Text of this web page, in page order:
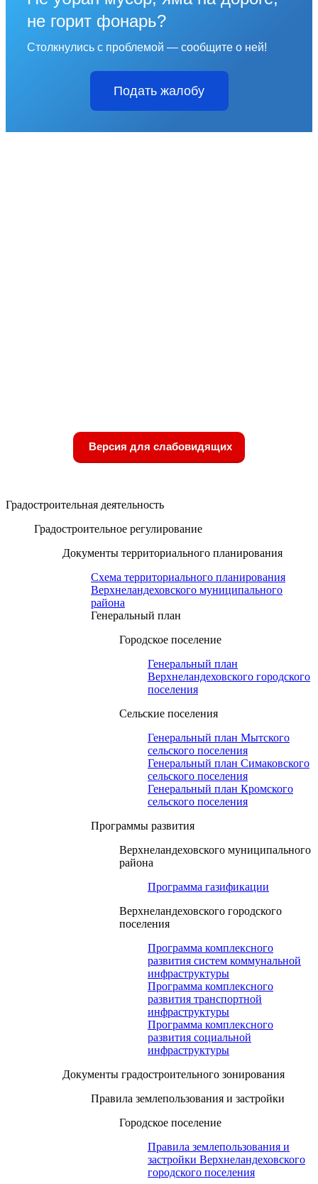
не горит фонарь?
Столкнулись с проблемой — сообщите о ней!
Подать жалобу
Версия для слабовидящих
Градостроительная деятельность
Градостроительное регулирование
Документы территориального планирования
Схема территориального планирования
Верхнеландеховского муниципального
района
Генеральный план
Городское поселение
Генеральный план
Верхнеландеховского городского
поселения
Сельские поселения
Генеральный план Мытского
сельского поселения
Генеральный план Симаковского
сельского поселения
Генеральный план Кромского
сельского поселения
Программы развития
Верхнеландеховского муниципального
района
Программа газификации
Верхнеландеховского городского
поселения
Программа комплексного
развития систем коммунальной
инфраструктуры
Программа комплексного
развития транспортной
инфраструктуры
Программа комплексного
развития социальной
инфраструктуры
Документы градостроительного зонирования
Правила землепользования и застройки
Городское поселение
Правила землепользования и
застройки Верхнеландеховского
городского поселения